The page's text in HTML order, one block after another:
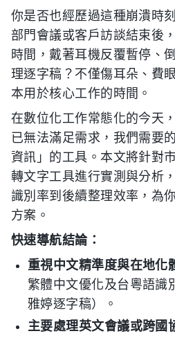
你是否也經歷過這種崩潰時
部門會議或客戶訪談結束後
時間，戴著耳機反覆暫停、
理逐字稿？不僅傷耳朵、費
本用於核心工作的時間。
在數位化工作常態化的今天
已無法滿足需求，我們需要
資訊」的工具。本文將針對
轉文字工具進行實測與分析
識別率到後續整理效率，為
方案。
快速導航結論：
重視中文精準度與在地化
繁體中文優化及台粵語識
雅婷逐字稿）。
主要處理英文會議或跨國